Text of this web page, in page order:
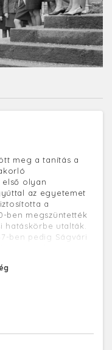
meg a tanítás a
első olyan
az egyetemet
a
ben megszüntették
utalták.
ben pedig Ságvári
Trefort Ágoston
nevét viseli. A
gyakorló
az ország
diákjai.
vizsgát
és